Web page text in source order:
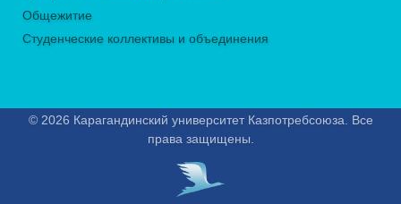
Общежитие
Студенческие коллективы и объединения
© 2026 Карагандинский университет Казпотребсоюза. Все
права защищены.